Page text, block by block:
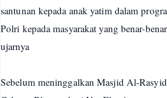
santunan kepada anak yatim dalam
Polri kepada masyarakat yang benar-
ujarnya
Sebelum meninggalkan Masjid Al-